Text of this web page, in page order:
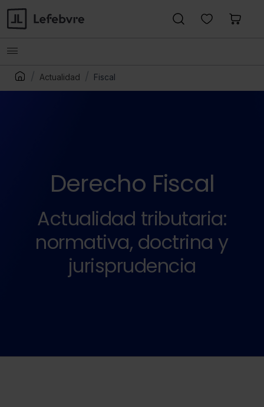
Actualidad Fiscal
Derecho Fiscal
Actualidad tributaria:
normativa, doctrina y
jurisprudencia